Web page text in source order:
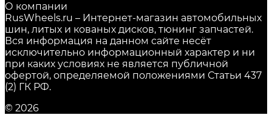
О компании
RusWheels.ru – Интернет-магазин автомобильных
шин, литых и кованых дисков, тюнинг запчастей.
Вся информация на данном сайте несёт
исключительно информационный характер и ни
при каких условиях не является публичной
офертой, определяемой положениями Статьи 437
(2) ГК РФ.
© 2026